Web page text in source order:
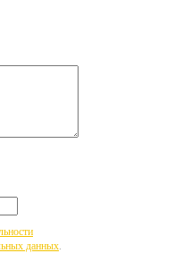
данных.